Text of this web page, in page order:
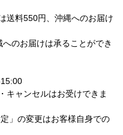
料550円、沖縄へのお届け
のお届けは承ることができ
ャンセルはお受けできま
」の変更はお客様自身での